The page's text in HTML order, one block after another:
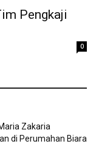
Pengkaji
0
Sambo,
Zakaria
di Perumahan Biara